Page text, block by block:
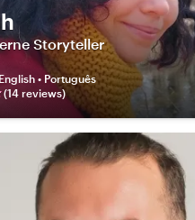
Storyteller
English • Português
(14 reviews)